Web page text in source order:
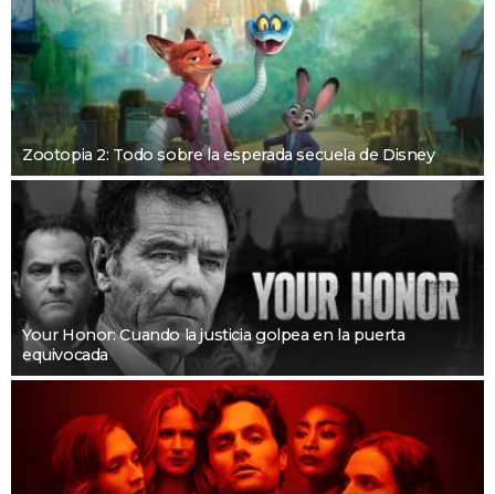
Zootopia 2: Todo sobre la esperada secuela de Disney
Your Honor: Cuando la justicia golpea en la puerta
equivocada